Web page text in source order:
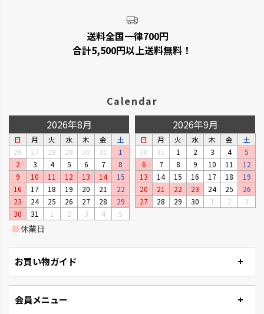
ベビーリーフプランター
窓辺やキッチンで、手軽に菜園が
楽しめるプランターです。
ステッチ
やさしいたたずまいのプランタ
ーです。
送料全国一律700円
合計5,500円以上送料無料！
Calendar
2026年8月
日 月 火 水 木 金
土
26
27 28 29 30 31
1
2
3 4 5 6 7
8
9
10 11 12 13 14
15
16
17 18 19 20 21
22
23
24 25 26 27 28
29
30
31 1 2 3 4 5
2026年9月
日 月 火 水 木 金
土
30
31 1 2 3 4
5
6
7 8 9 10 11
12
13
14 15 16 17 18
19
20
21 22 23 24 25
26
27
28 29 30 1 2 3
■休業日
お買い物ガイド
会員メニュー